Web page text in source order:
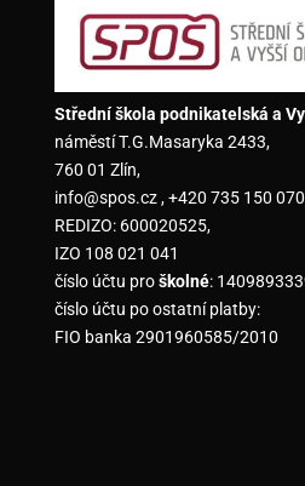
Střední škola podnikatelská a
náměstí T.G.Masaryka 2433,
760 01 Zlín,
info@spos.cz , +420 735 150
REDIZO: 600020525,
IZO 108 021 041
číslo účtu proškolné:
číslo účtu po ostatní platby:
FIO banka 2901960585/2010